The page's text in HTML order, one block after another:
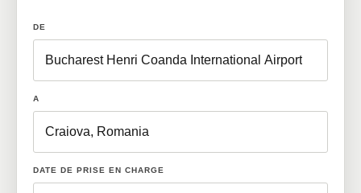
DE
A
DATE DE PRISE EN CHARGE